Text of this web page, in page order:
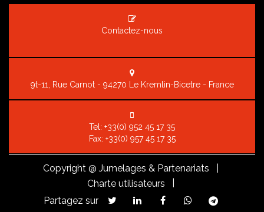
Contactez-nous
9t-11, Rue Carnot - 94270 Le Kremlin-Bicetre - France
Tel: +33(0) 952 45 17 35
Fax: +33(0) 957 45 17 35
Copyright@ Jumelages & Partenariats |
Charte utilisateurs
Partagez sur